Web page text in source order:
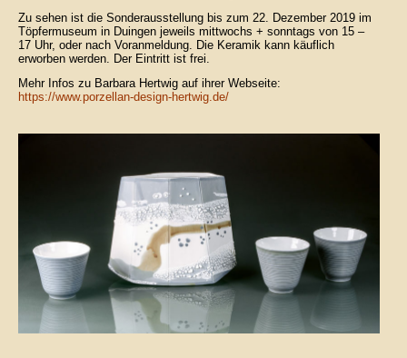
Zu sehen ist die Sonderausstellung bis zum 22. Dezember 2019 im
Töpfermuseum in Duingen jeweils mittwochs + sonntags von 15 –
17 Uhr, oder nach Voranmeldung. Die Keramik kann käuflich
erworben werden. Der Eintritt ist frei.
Mehr Infos zu Barbara Hertwig auf ihrer Webseite:
https://www.porzellan-design-hertwig.de/